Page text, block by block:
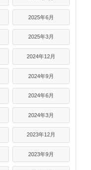
2025年6月
2025年3月
2024年12月
2024年9月
2024年6月
2024年3月
2023年12月
2023年9月